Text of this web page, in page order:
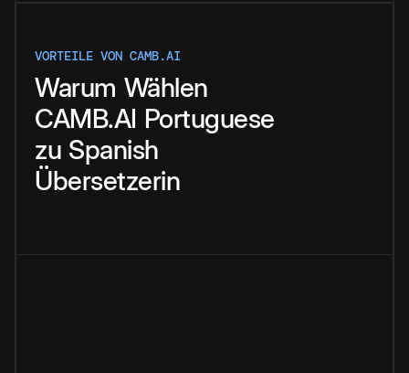
VORTEILE VON CAMB.AI
Warum Wählen
CAMB.AI Portuguese
zu Spanish
Übersetzerin